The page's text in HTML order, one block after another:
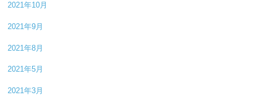
2021年10月
2021年9月
2021年8月
2021年5月
2021年3月